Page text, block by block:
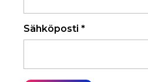
Sähköposti *